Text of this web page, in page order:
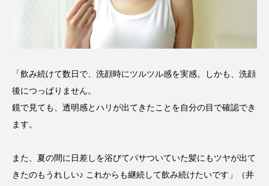
「飲み続けて数日で、洗顔時にツルツル感を実感。しかも、洗顔
後につっぱりません。
鏡で見ても、透明感とハリが出てきたことを自分の目で確認でき
ます。
また、夏の間に日差しを浴びてパサついていた髪にもツヤが出て
きたのもうれしい♪ これからも継続して飲み続けたいです」（井